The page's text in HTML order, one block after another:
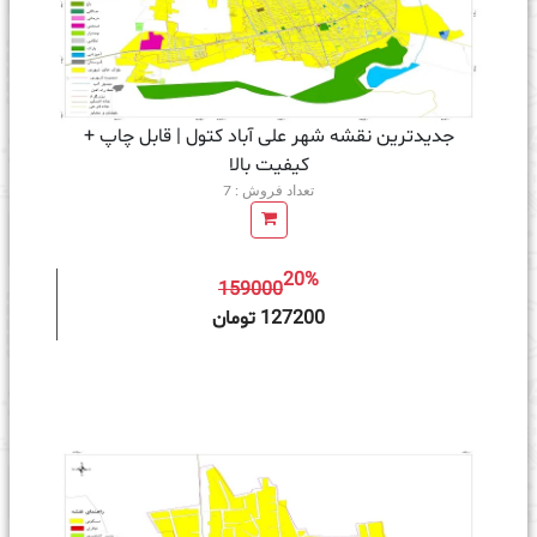
جدیدترین نقشه شهر علی آباد کتول | قابل چاپ +
کیفیت بالا
تعداد فروش : 7
15900020%
127200 تومان